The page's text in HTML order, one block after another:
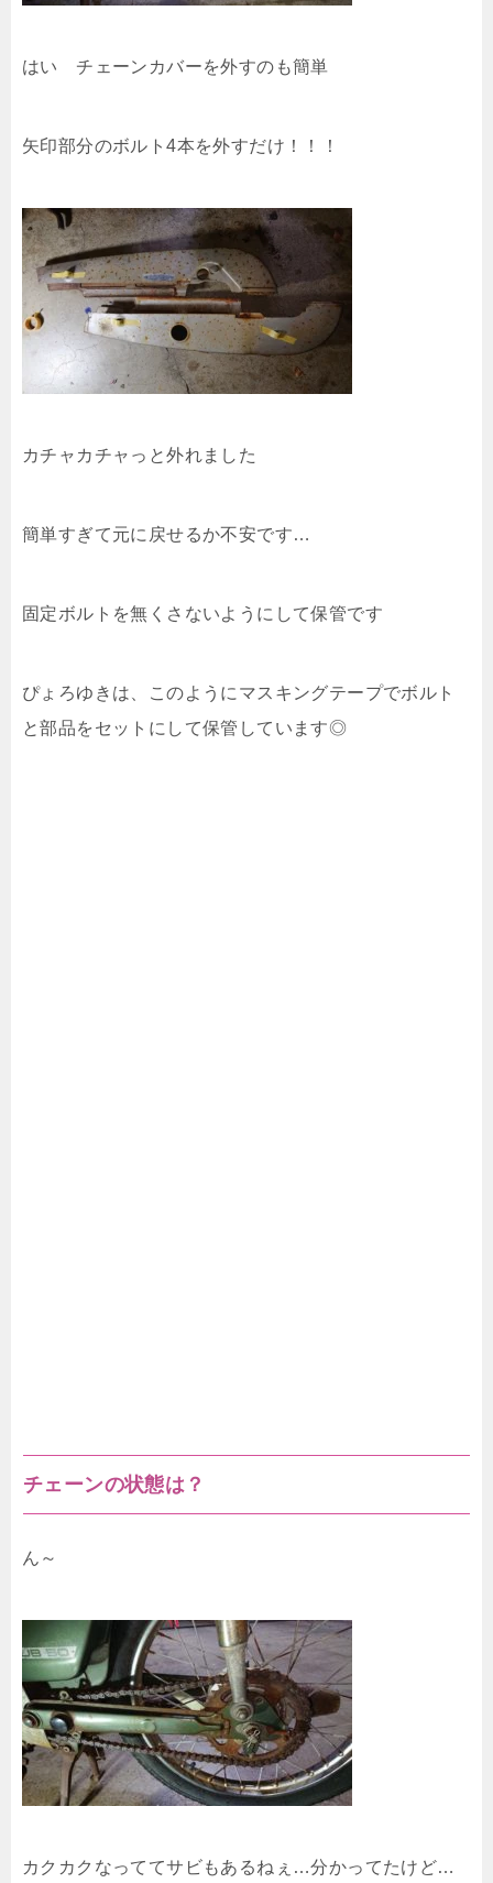
はい チェーンカバーを外すのも簡単
矢印部分のボルト4本を外すだけ！！！
カチャカチャっと外れました
簡単すぎて元に戻せるか不安です…
固定ボルトを無くさないようにして保管です
ぴょろゆきは、このようにマスキングテープでボルト
と部品をセットにして保管しています◎
チェーンの状態は？
ん～
カクカクなっててサビもあるねぇ…分かってたけど…